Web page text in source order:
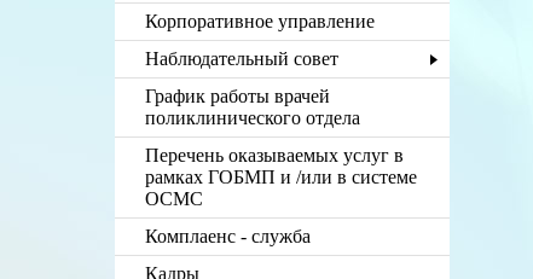
Корпоративное управление
Наблюдательный совет
График работы врачей
поликлинического отдела
Перечень оказываемых услуг в
рамках ГОБМП и /или в системе
ОСМС
Комплаенс - служба
Кадры